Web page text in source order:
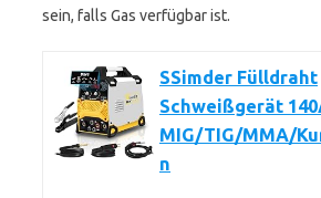
sein, falls Gas verfügbar ist.
SSimder Fülldraht
Schweißgerät
MIG/TIG/MMA/
n